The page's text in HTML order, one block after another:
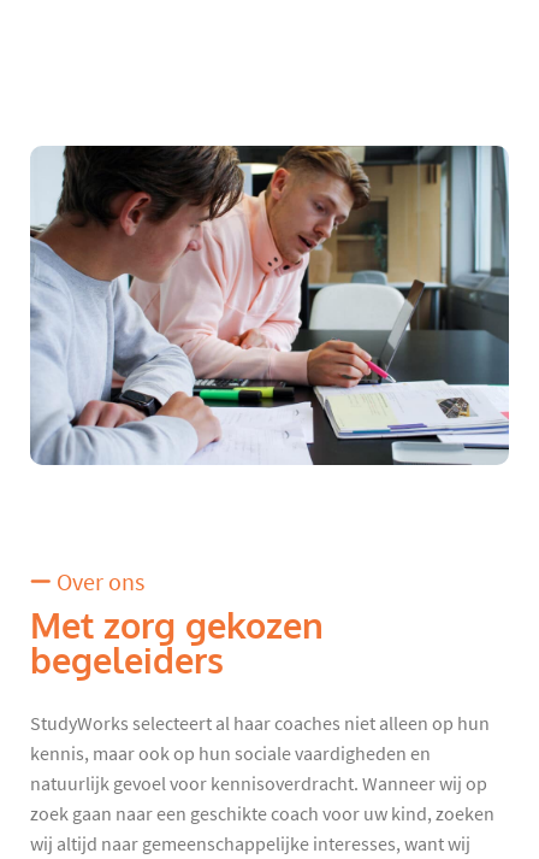
Over ons
Met zorg gekozen
begeleiders
StudyWorks selecteert al haar coaches niet alleen op hun
kennis, maar ook op hun sociale vaardigheden en
natuurlijk gevoel voor kennisoverdracht. Wanneer wij op
zoek gaan naar een geschikte coach voor uw kind, zoeken
wij altijd naar gemeenschappelijke interesses, want wij